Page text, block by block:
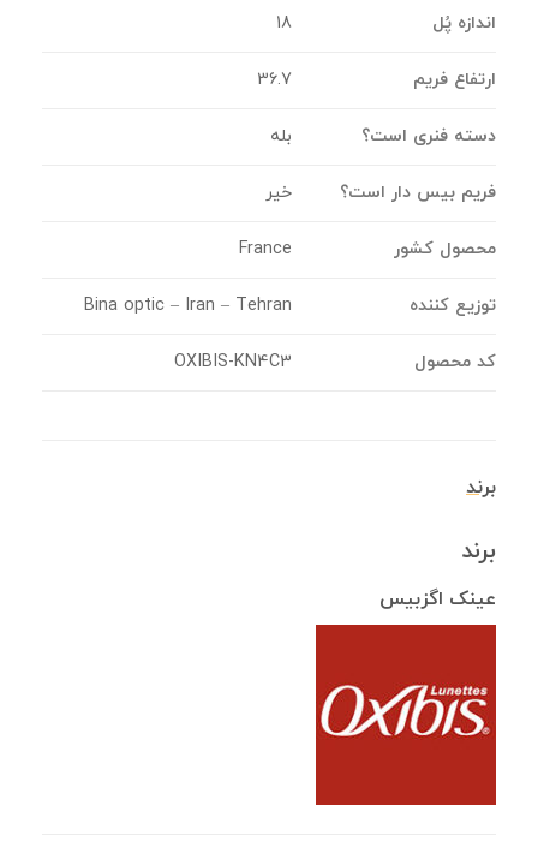
اندازه پُل 18
ارتفاع فریم 36.7
دسته فنری است؟ بله
فریم بیس دار است؟ خیر
محصول کشور France
توزیع کننده Bina optic – Iran – Tehran
کد محصول OXIBIS-KN4C3
برند
برند
عینک اگزبیس